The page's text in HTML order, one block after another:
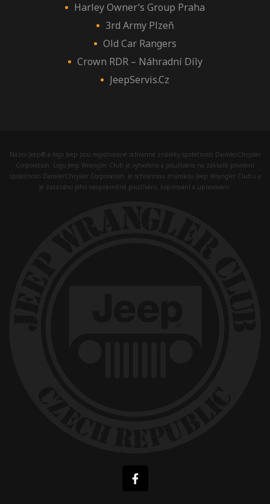
Harley Owner’s Group Praha
3rd Army Plzeň
Old Car Rangers
Crown RDR – Náhradní Díly
JeepServis.cz
Název Jeep® a logo Jeep jsou registrované ochranné známky společnosti DaimlerChrysler
Corporation. Logo Jeep Wrangler Club je vytvořeno a používáno na základě povolení
společnosti DaimlerChrysler Corporation. Je ochrannou známkou Jeep Wrangler Clubu a
je zakázáno jeho neoprávněné používání, kopírování a upravování.